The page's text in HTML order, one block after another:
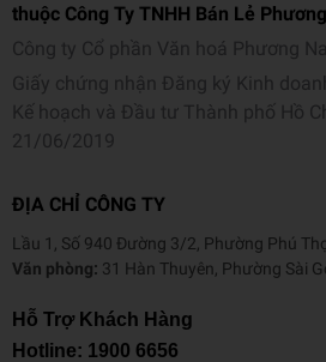
thuộc Công Ty TNHH Bán Lẻ
Công ty Cổ phần Văn hoá Phương
Giấy chứng nhận Đăng ký Kinh
Kế hoạch và Đầu tư Thành phố Hồ
21/06/2019
ĐỊA CHỈ CÔNG TY
Lầu 1, Số 940 Đường 3/2, Phường Phú
Văn phòng: 31 Hàn Thuyên, Phường Sài
Hỗ Trợ Khách Hàng
Hotline: 1900 6656